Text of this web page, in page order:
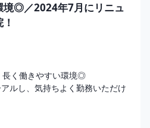
境◎／2024年7月にリニュ
く働きやすい環境◎
ルし、気持ちよく勤務いただけ